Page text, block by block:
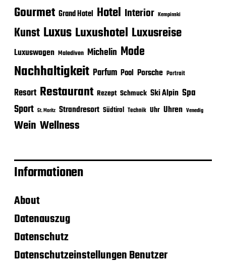
Gourmet Grand Hotel Hotel Interior Kempinski
Kunst Luxus Luxushotel Luxusreise
Luxuswagen Malediven Michelin Mode
Nachhaltigkeit Parfum Pool Porsche Portrait
Resort Restaurant Rezept Schmuck Ski Alpin Spa
Sport St. Moritz Strandresort Südtirol Technik Uhr Uhren Venedig
Wein Wellness
Informationen
About
Datenauszug
Datenschutz
Datenschutzeinstellungen Benutzer